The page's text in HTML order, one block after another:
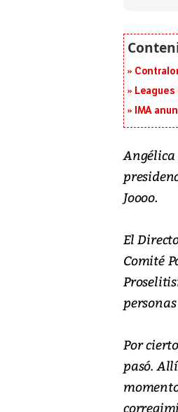
IMA
Joooo.
El
Comité
Por
pasó.